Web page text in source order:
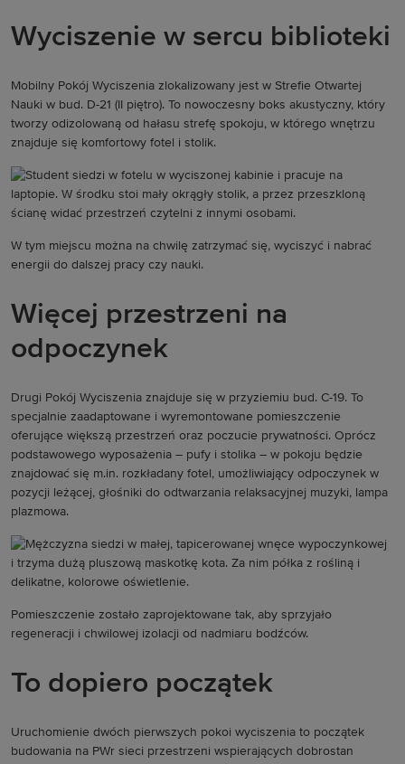
Wyciszenie w sercu biblioteki
Mobilny Pokój Wyciszenia zlokalizowany jest w Strefie Otwartej
Nauki w bud. D-21 (II piętro). To nowoczesny boks akustyczny, który
tworzy odizolowaną od hałasu strefę spokoju, w którego wnętrzu
znajduje się komfortowy fotel i stolik.
W tym miejscu można na chwilę zatrzymać się, wyciszyć i nabrać
energii do dalszej pracy czy nauki.
Więcej przestrzeni na
odpoczynek
Drugi Pokój Wyciszenia znajduje się w przyziemiu bud. C-19. To
specjalnie zaadaptowane i wyremontowane pomieszczenie
oferujące większą przestrzeń oraz poczucie prywatności. Oprócz
podstawowego wyposażenia – pufy i stolika – w pokoju będzie
znajdować się m.in. rozkładany fotel, umożliwiający odpoczynek w
pozycji leżącej, głośniki do odtwarzania relaksacyjnej muzyki, lampa
plazmowa.
Pomieszczenie zostało zaprojektowane tak, aby sprzyjało
regeneracji i chwilowej izolacji od nadmiaru bodźców.
To dopiero początek
Uruchomienie dwóch pierwszych pokoi wyciszenia to początek
budowania na PWr sieci przestrzeni wspierających dobrostan